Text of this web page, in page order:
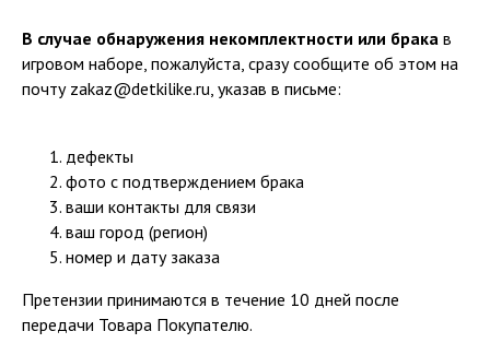
В случае обнаружения некомплектности или брака в
игровом наборе, пожалуйста, сразу сообщите об этом на
почту zakaz@detkilike.ru, указав в письме:
дефекты
фото с подтверждением брака
ваши контакты для связи
ваш город (регион)
номер и дату заказа
Претензии принимаются в течение 10 дней после
передачи Товара Покупателю.